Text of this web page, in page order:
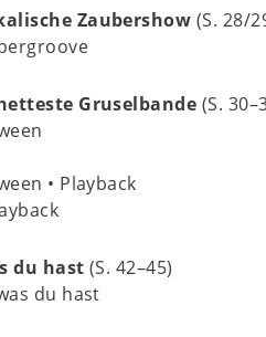
Zaubershow (S. 28/
Gruselbande (S.
• Playback
du hast (S. 42–45)
du hast